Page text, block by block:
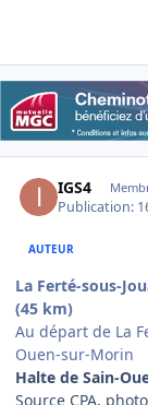
IGS4
Publication:
AUTEUR
La Ferté-sous-
(45 km)
Au départ de La
Ouen-sur-Morin
Halte de Sain-
Source CPA,